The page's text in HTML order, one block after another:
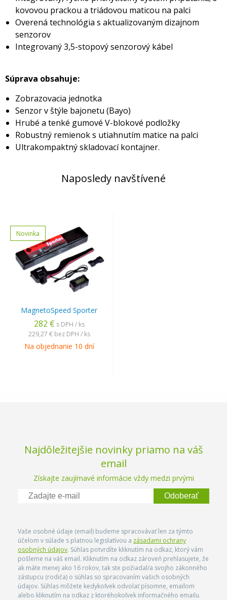
kovovou prackou a triádovou maticou na palci
Overená technológia s aktualizovaným dizajnom
senzorov
Integrovaný 3,5-stopový senzorový kábel
Súprava obsahuje:
Zobrazovacia jednotka
Senzor v štýle bajonetu (Bayo)
Hrubé a tenké gumové V-blokové podložky
Robustný remienok s utiahnutím matice na palci
Ultrakompaktný skladovací kontajner.
Naposledy navštívené
Novinka
MagnetoSpeed Sporter
282 € s DPH / ks
229,27 € bez DPH / ks
Na objednanie 10 dní
Najdôležitejšie novinky priamo na váš
email
Získajte zaujímavé informácie vždy medzi prvými
Odoberať
Vaše osobné údaje (email) budeme spracovávať len za týmto
účelom v súlade s platnou legislatívou a zásadami ochrany
osobných údajov. Súhlas potvrdíte kliknutím na odkaz, ktorý vám
pošleme na váš email. Kliknutím na odkaz zároveň prehlasujete, že
ak máte menej ako 16 rokov, tak ste požiadal/a svojho zákonného
zástupcu (rodiča) o súhlas so spracovaním vašich osobných
údajov. Súhlas môžete kedykoľvek odvolať písomne, emailom
alebo kliknutím na odkaz z ktoréhokoľvek informačného emailu.